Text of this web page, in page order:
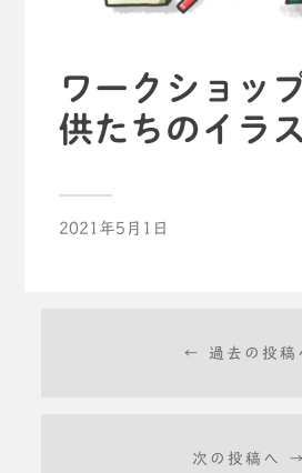
ワークショッ
供たちのイラ
2021年5月1日
← 過去の投稿
次の投稿へ →